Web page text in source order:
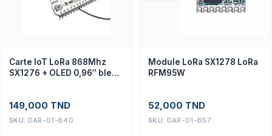
Carte IoT LoRa 868Mhz
SX1276 + OLED 0,96″ bleu
149,000 TND
SKU: DAR-01-B40
Module LoRa SX1278 LoRa
RFM95W
52,000 TND
SKU: DAR-01-B57